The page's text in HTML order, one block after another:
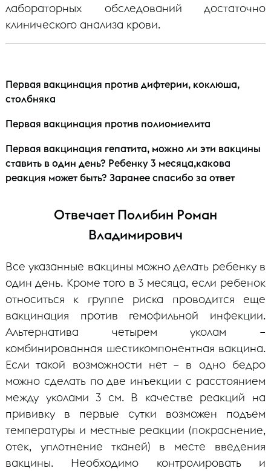
лабораторных обследований достаточно
клинического анализа крови.
Первая вакцинация против дифтерии, коклюша,
столбняка
Первая вакцинация против полиомиелита
Первая вакцинация гепатита, можно ли эти вакцины
ставить в один день? Ребенку 3 месяца,какова
реакция может быть? Заранее спасибо за ответ
Отвечает Полибин Роман
Владимирович
Все указанные вакцины можно делать ребенку в
один день. Кроме того в 3 месяца, если ребенок
относиться к группе риска проводится еще
вакцинация против гемофильной инфекции.
Альтернатива четырем уколам –
комбинированная шестикомпонентная вакцина.
Если такой возможности нет – в одно бедро
можно сделать по две инъекции с расстоянием
между уколами 3 см. В качестве реакций на
прививку в первые сутки возможен подъем
температуры и местные реакции (покраснение,
отек, уплотнение тканей) в месте введения
вакцины. Необходимо контролировать и